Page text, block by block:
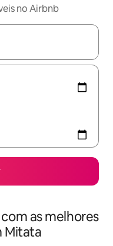
no Airbnb
explore-os
as melhores
Mitata